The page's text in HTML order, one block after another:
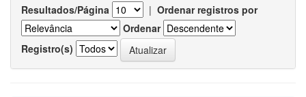
Resultados/Página | Ordenar registros por
Ordenar
Registro(s)